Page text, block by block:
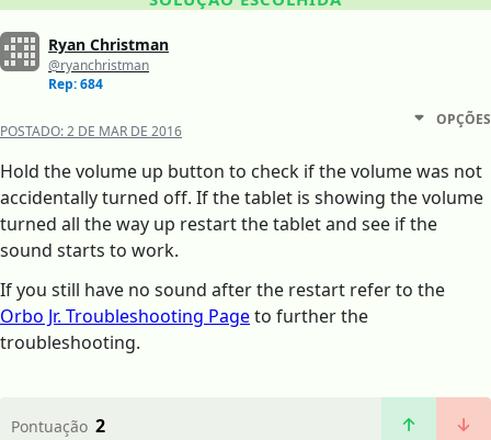
Ryan Christman
@ryanchristman
Rep: 684
POSTADO:2 DE MAR DE 2016
OPÇÕES
Hold the volume up button to check if the volume was not
accidentally turned off. If the tablet is showing the volume
turned all the way up restart the tablet and see if the
sound starts to work.
If you still have no sound after the restart refer to the
Orbo Jr. Troubleshooting Pageto further the
troubleshooting.
Pontuação 2